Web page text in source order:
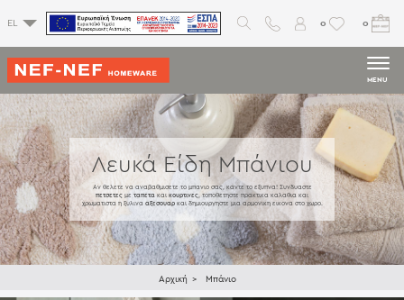
EL 0 0
MENU
Λευκά Είδη Μπάνιου
Αν θέλετε να αναβαθμίσετε το μπάνιο σας, κάντε το έξυπνα! Συνδυάστε
πετσέτες με ταπέτα και κουρτίνες , τοποθετήστε πρακτικά καλαθιά και
χρωματιστά ή ξύλινα αξεσουάρκαι δημιουργήστε μία αρμονική εικόνα στο χώρο.
Αρχική Μπάνιο